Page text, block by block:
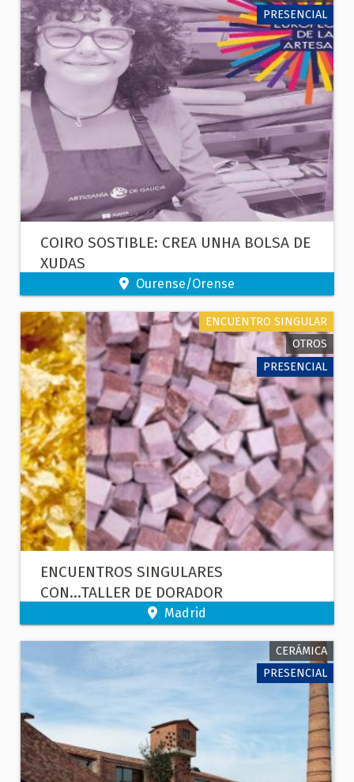
PRESENCIAL
COIRO SOSTIBLE: CREA UNHA BOLSA DE
XUDAS
Ourense/Orense
ENCUENTRO SINGULAR
OTROS
PRESENCIAL
ENCUENTROS SINGULARES
CON...TALLER DE DORADOR
Madrid
CERÁMICA
PRESENCIAL